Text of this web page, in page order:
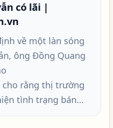
có lãi |
về một làn sóng
ông Đồng Quang
cho rằng thị trường
tình trạng bán…